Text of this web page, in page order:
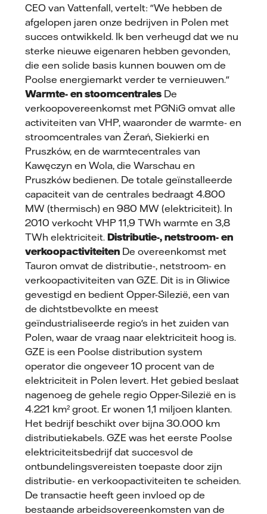
CEO van Vattenfall, vertelt: "We hebben de
afgelopen jaren onze bedrijven in Polen met
succes ontwikkeld. Ik ben verheugd dat we nu
sterke nieuwe eigenaren hebben gevonden,
die een solide basis kunnen bouwen om de
Poolse energiemarkt verder te vernieuwen."
Warmte- en stoomcentrales De
verkoopovereenkomst met PGNiG omvat alle
activiteiten van VHP, waaronder de warmte- en
stroomcentrales van Żerań, Siekierki en
Pruszków, en de warmtecentrales van
Kawęczyn en Wola, die Warschau en
Pruszków bedienen. De totale geïnstalleerde
capaciteit van de centrales bedraagt 4.800
MW (thermisch) en 980 MW (elektriciteit). In
2010 verkocht VHP 11,9 TWh warmte en 3,8
TWh elektriciteit. Distributie-, netstroom- en
verkoopactiviteiten De overeenkomst met
Tauron omvat de distributie-, netstroom- en
verkoopactiviteiten van GZE. Dit is in Gliwice
gevestigd en bedient Opper-Silezië, een van
de dichtstbevolkte en meest
geïndustrialiseerde regio's in het zuiden van
Polen, waar de vraag naar elektriciteit hoog is.
GZE is een Poolse distribution system
operator die ongeveer 10 procent van de
elektriciteit in Polen levert. Het gebied beslaat
nagenoeg de gehele regio Opper-Silezië en is
4.221 km² groot. Er wonen 1,1 miljoen klanten.
Het bedrijf beschikt over bijna 30.000 km
distributiekabels. GZE was het eerste Poolse
elektriciteitsbedrijf dat succesvol de
ontbundelingsvereisten toepaste door zijn
distributie- en verkoopactiviteiten te scheiden.
De transactie heeft geen invloed op de
bestaande arbeidsovereenkomsten van de